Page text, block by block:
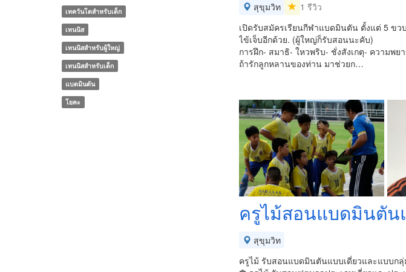
สุขุมวิท
1 รีวิว
เปิดรับสมัครเรียนกีฬาแบดมินตัน ตั้งแต่ 5 ขว
ไข้เจ็บอีกด้วย. (ผู้ใหญ่ก็รับสอนนะคับ)
การฝึก- สมาธิ- ใหวพริบ- ชั่งสังเกตุ- ความ
ถ้ารักลูกหลานของท่าน มาช่วยก…
ครูไม้สอนแบดมินตัน​
สุขุมวิท
ครูไม้ รับสอนแบดมินตัน​แบบเดี่ยวและแบบก
เทควันโดสำหรับเด็ก
เทนนิส
เทนนิสสำหรับผู้ใหญ่
เทนนิสสำหรับเด็ก
แบดมินตัน
โยคะ